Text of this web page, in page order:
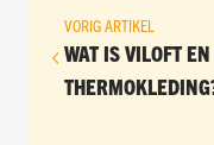
VORIG ARTIKEL
WAT IS VILOFT